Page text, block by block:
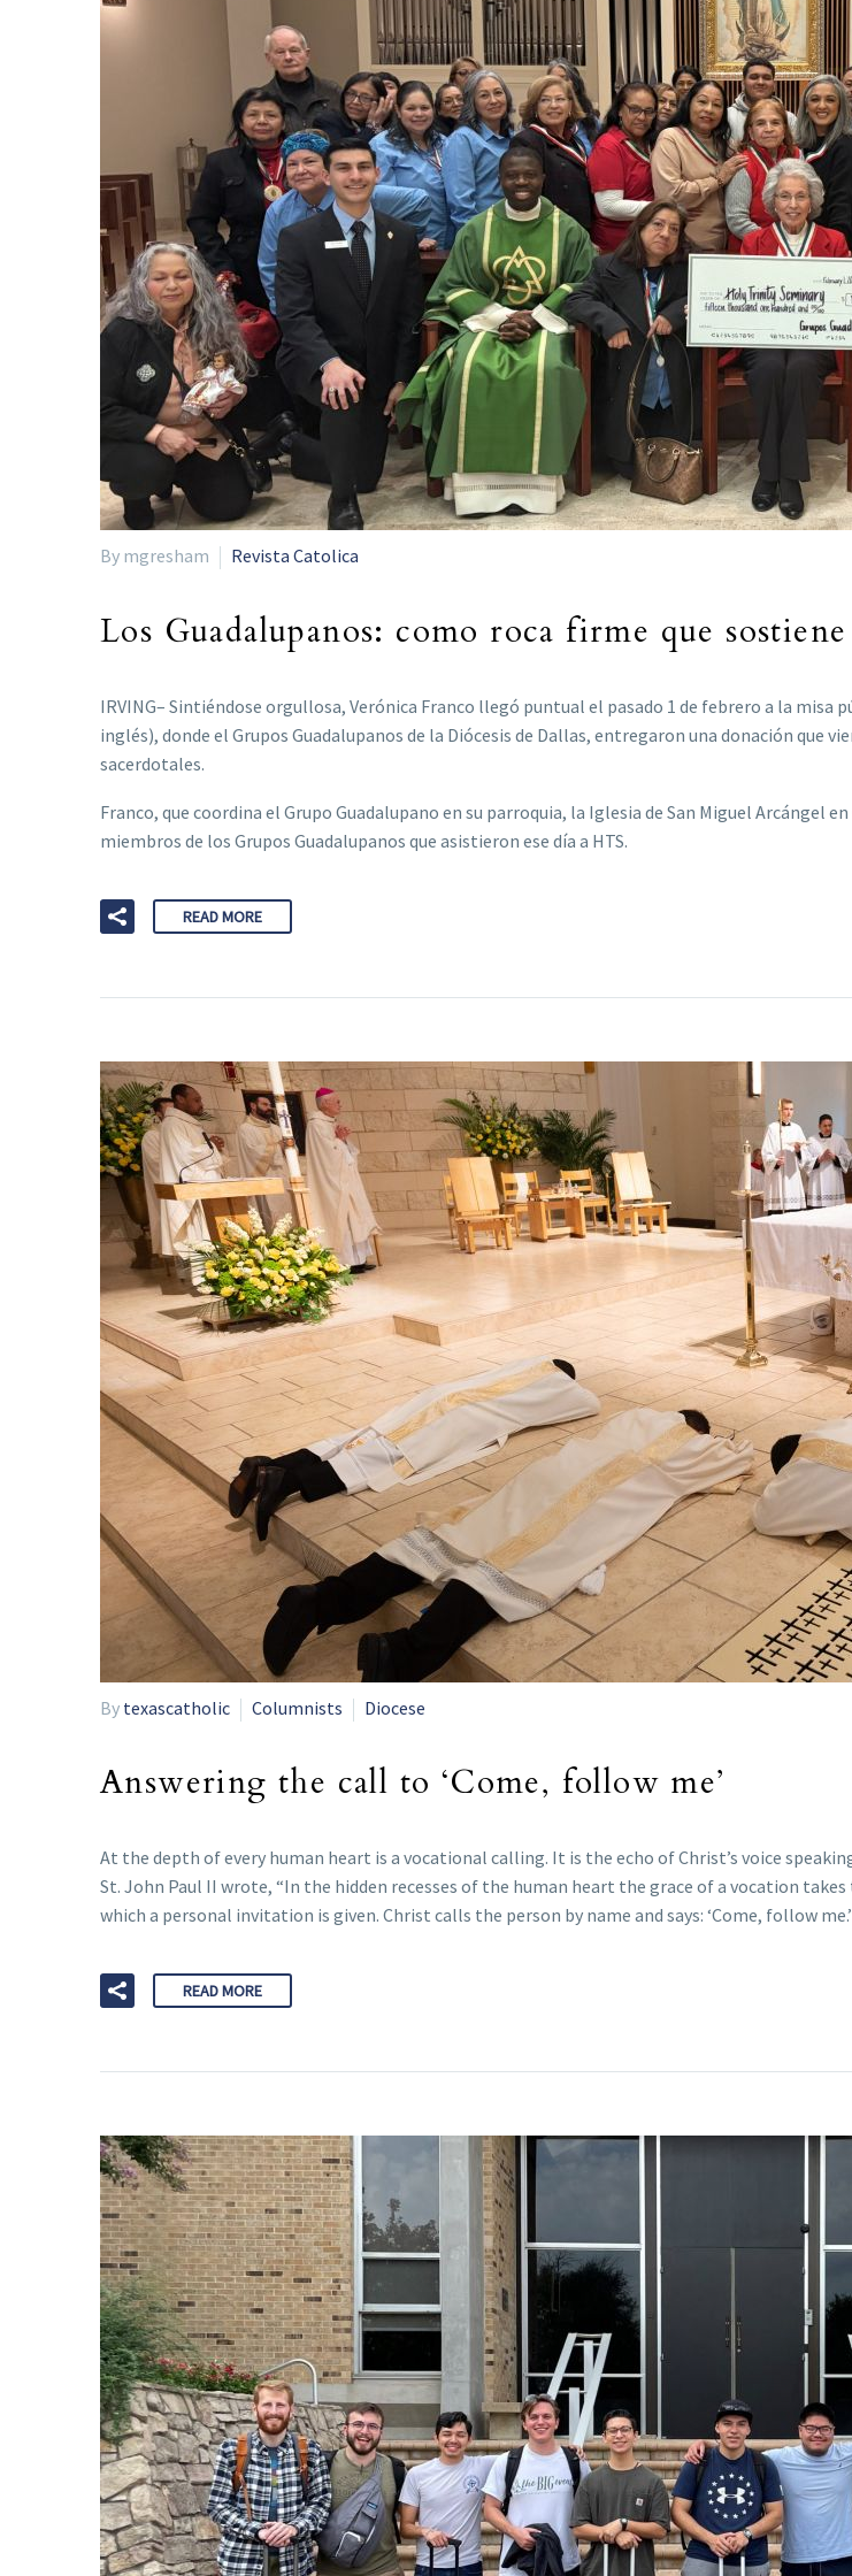
By mgresham Revista Catolica
Los Guadalupanos: como roca firme que
IRVING– Sintiéndose orgullosa, Verónica Franco llegó puntual el pasado 1 de febrero a la misa
inglés), donde el Grupos Guadalupanos de la Diócesis de Dallas, entregaron una donación que
sacerdotales.
Franco, que coordina el Grupo Guadalupano en su parroquia, la Iglesia de San Miguel Arcángel
miembros de los Grupos Guadalupanos que asistieron ese día a HTS.
READ MORE
By texascatholic Columnists Diocese
Answering the call to ‘Come, follow me’
At the depth of every human heart is a vocational calling. It is the echo of Christ’s voice
St. John Paul II wrote, “In the hidden recesses of the human heart the grace of a vocation
which a personal invitation is given. Christ calls the person by name and says: ‘Come, follow
READ MORE